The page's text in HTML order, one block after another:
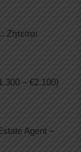
– €2.100)
Agent –